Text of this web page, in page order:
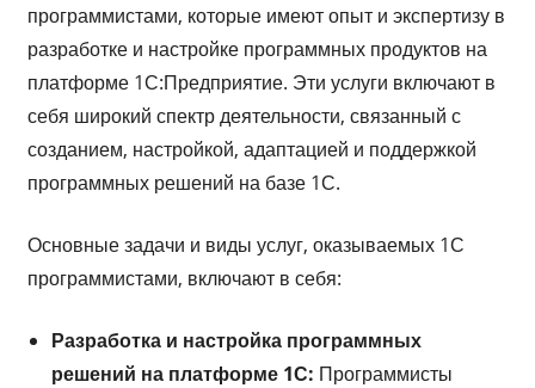
программистами, которые имеют опыт и экспертизу в
разработке и настройке программных продуктов на
платформе 1С:Предприятие. Эти услуги включают в
себя широкий спектр деятельности, связанный с
созданием, настройкой, адаптацией и поддержкой
программных решений на базе 1С.
Основные задачи и виды услуг, оказываемых 1С
программистами, включают в себя:
Разработка и настройка программных
решений на платформе 1С: Программисты